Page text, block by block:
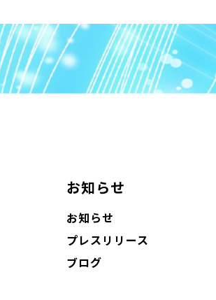
お知らせ
お知らせ
プレスリリース
ブログ